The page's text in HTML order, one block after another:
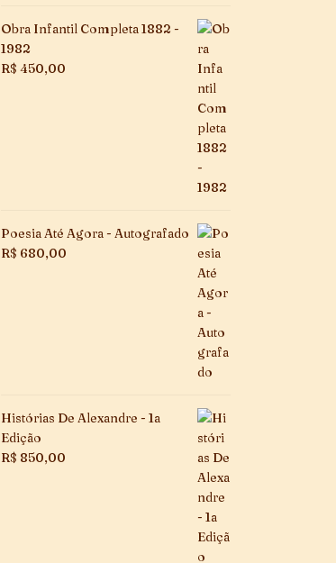
Obra Infantil Completa 1882 -
1982
R$ 450,00
Poesia Até Agora - Autografado
R$ 680,00
Histórias De Alexandre - 1a
Edição
R$ 850,00